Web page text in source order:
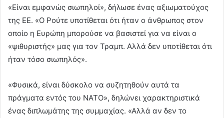
«Είναι εμφανώς σιωπηλοί», δήλωσε ένας αξιωματούχος
της ΕΕ. «Ο Ρούτε υποτίθεται ότι ήταν ο άνθρωπος στον
οποίο η Ευρώπη μπορούσε να βασιστεί για να είναι ο
«ψιθυριστής» μας για τον Τραμπ. Αλλά δεν υποτίθεται ότι
ήταν τόσο σιωπηλός».
«Φυσικά, είναι δύσκολο να συζητηθούν αυτά τα
πράγματα εντός του ΝΑΤΟ», δηλώνει χαρακτηριστικά
ένας διπλωμάτης της συμμαχίας. «Αλλά αν δεν το